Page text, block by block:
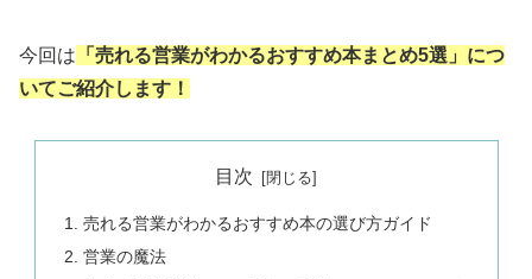
今回は 「売れる営業がわかるおすすめ本まとめ5選」につ
いてご紹介します！
目次
売れる営業がわかるおすすめ本の選び方ガイド
営業の魔法